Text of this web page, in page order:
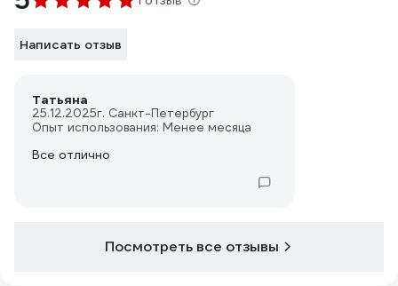
Написать отзыв
Татьяна
25.12.2025г. Санкт-Петербург
Опыт использования: Менее месяца
Все отлично
Посмотреть все отзывы